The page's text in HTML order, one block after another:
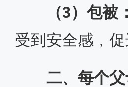
（3）包被：
受到安全感，
二、每个